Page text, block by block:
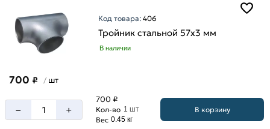
Код товара:406
Тройник стальной 57х3 мм
В наличии
700 ₽ / шт
– +
700 ₽
Кол-во 1 шт
Вес 0.45 кг
В корзину